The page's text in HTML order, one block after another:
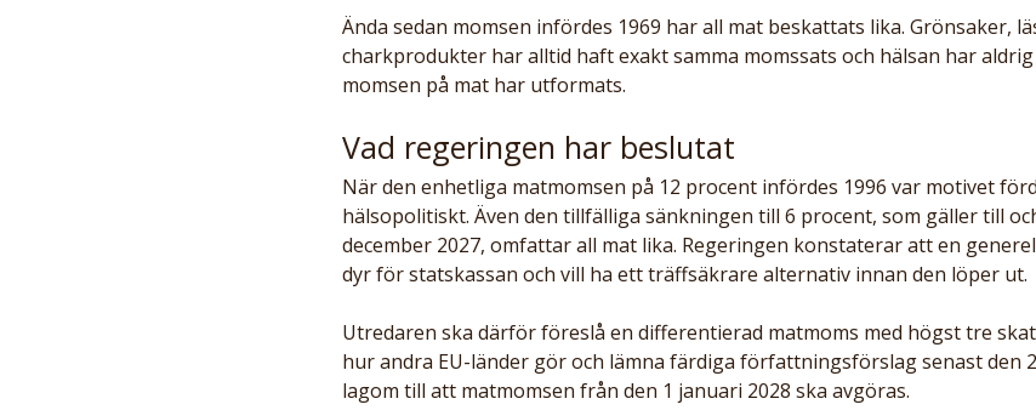
Ända sedan momsen infördes 1969 har all mat beskattats lika. Grönsaker,
charkprodukter har alltid haft exakt samma momssats och hälsan har
momsen på mat har utformats.
Vad regeringen har beslutat
När den enhetliga matmomsen på 12 procent infördes 1996 var motivet
hälsopolitiskt. Även den tillfälliga sänkningen till 6 procent, som gäller till
december 2027, omfattar all mat lika. Regeringen konstaterar att en
dyr för statskassan och vill ha ett träffsäkrare alternativ innan den löper ut.
Utredaren ska därför föreslå en differentierad matmoms med högst tre
hur andra EU-länder gör och lämna färdiga författningsförslag senast den
lagom till att matmomsen från den 1 januari 2028 ska avgöras.